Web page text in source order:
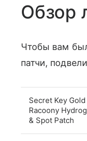
Обзор
Чтобы вам
патчи,
Secret Key Gold
Racoony
& Spot Patch